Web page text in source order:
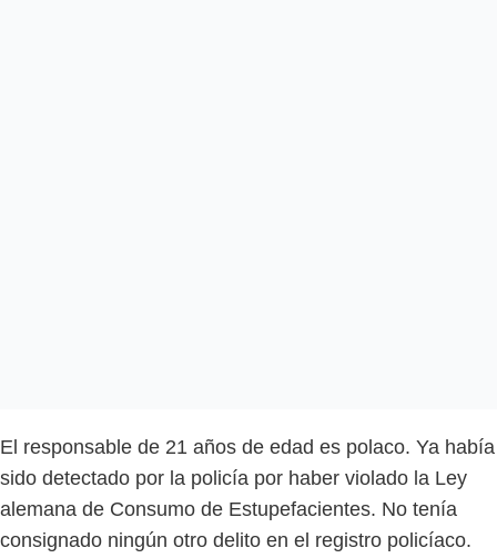
El responsable de 21 años de edad es polaco. Ya había
sido detectado por la policía por haber violado la Ley
alemana de Consumo de Estupefacientes. No tenía
consignado ningún otro delito en el registro policíaco.